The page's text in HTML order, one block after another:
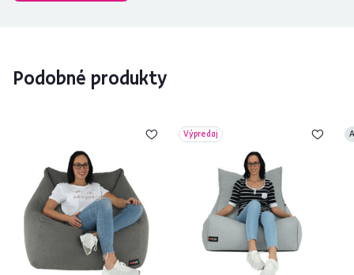
Podobné produkty
Výpredaj